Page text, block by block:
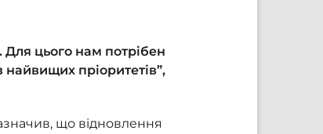
Для цього нам потрібен
пріоритетів”,
що відновлення